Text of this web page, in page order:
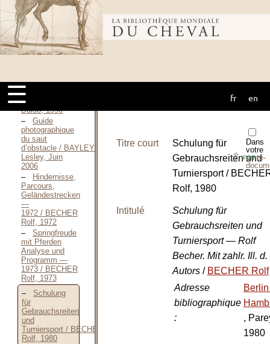
Bibliothèque
mondiale du
cheval
☰ fr en
de concours de
saut d’obstacles
(CSO) / AUTRAN
Michel, 1997
L’ arte
dell’equitare —
Equitazione
italiana —
1990 / BACCA
Baldo, 1990
Guide
photographique
du saut
d’obstacle / BAYLEY
Lesley, Juin
2006
Hindernisse,
Parcours,
Geländestrecken
—
1972 / BECHER
Rolf, 1972
Springfreude
mit Pferden
Analyse und
Programm —
1973 / BECHER
Rolf, 1973
Schulung
für
Gebrauchsreiten
und
Turniersport / BECHER
Rolf, 1980
Dans
votre
porte-
⇪PDF
Titre court
Schulung für
Gebrauchsreiten und
Turniersport /
Rolf, 1980
Intitulé
Schulung für
Gebrauchsreiten und
Turniersport — Rolf
Becher. Mit zahlr. Ill. d.
Autors / BECHER Rolf
Adresse
bibliographique
:
,
1980